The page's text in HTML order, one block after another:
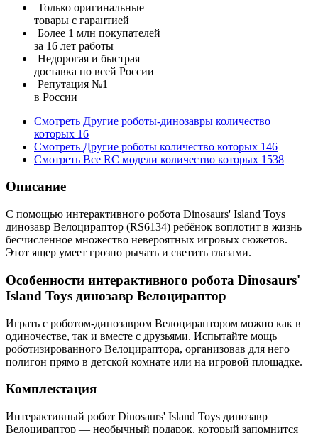
Только оригинальные
товары с гарантией
Более 1 млн покупателей
за 16 лет работы
Недорогая и быстрая
доставка по всей России
Репутация №1
в России
Смотреть Другие роботы-динозавры количество
которых 16
Смотреть Другие роботы количество которых 146
Смотреть Все RC модели количество которых 1538
Описание
С помощью интерактивного робота Dinosaurs' Island Toys
динозавр Велоцираптор (RS6134) ребёнок воплотит в жизнь
бесчисленное множество невероятных игровых сюжетов.
Этот ящер умеет грозно рычать и светить глазами.
Особенности интерактивного робота Dinosaurs'
Island Toys динозавр Велоцираптор
Играть с роботом-динозавром Велоцираптором можно как в
одиночестве, так и вместе с друзьями. Испытайте мощь
роботизированного Велоцираптора, организовав для него
полигон прямо в детской комнате или на игровой площадке.
Комплектация
Интерактивный робот Dinosaurs' Island Toys динозавр
Велоцираптор — необычный подарок, который запомнится